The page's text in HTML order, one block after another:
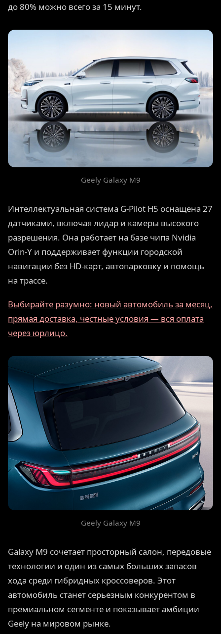
до 80% можно всего за 15 минут.
Geely Galaxy M9
Интеллектуальная система G-Pilot H5 оснащена 27
датчиками, включая лидар и камеры высокого
разрешения. Она работает на базе чипа Nvidia
Orin-Y и поддерживает функции городской
навигации без HD-карт, автопарковку и помощь
на трассе.
Выбирайте разумно: новый автомобиль за месяц,
прямая доставка, честные условия — вся оплата
через юрлицо.
Geely Galaxy M9
Galaxy M9 сочетает просторный салон, передовые
технологии и один из самых больших запасов
хода среди гибридных кроссоверов. Этот
автомобиль станет серьезным конкурентом в
премиальном сегменте и показывает амбиции
Geely на мировом рынке.